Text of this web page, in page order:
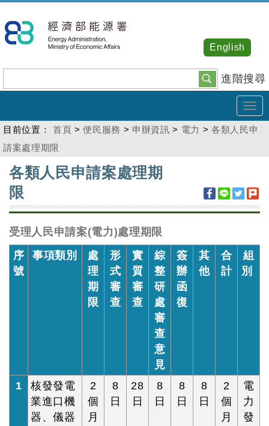
到
主
內
容
進階搜尋
English
目前位置： 首頁 >便民服務 > 申辦資訊 > 電力 >各類人民申
請案處理期限
:::
各類人民申請案處理期
限
受理人民申請案(電力)處理期限
序
號
事項類別
處
理
期
限
形
式
審
查
實
質
審
查
綜
整
研
處
審
查
意
見
簽
辦
函
復
其
他
合
計
組
別
1
核發發電
業進口機
器、儀器
2
個
月
8
日
28
日
8
日
8
日
8
日
2
個
月
電
力
發